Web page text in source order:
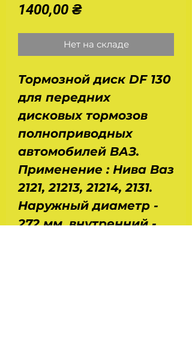
1400,00 ₴Цена
Нет на складе
Тормозной диск DF 130
для передних
дисковых тормозов
полноприводных
автомобилей ВАЗ.
Применение : Нива Ваз
2121, 21213, 21214, 2131.
Наружный диаметр -
272 мм, внутренний -